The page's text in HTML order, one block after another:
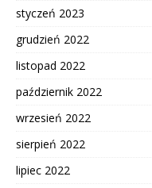
styczeń 2023
grudzień 2022
listopad 2022
październik 2022
wrzesień 2022
sierpień 2022
lipiec 2022